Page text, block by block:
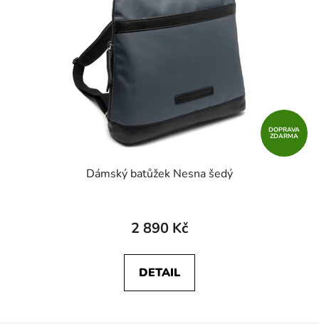
DOPRAVA
ZDARMA
Dámský batůžek Nesna šedý
2 890 Kč
DETAIL